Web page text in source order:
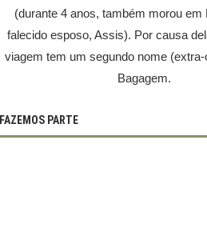
(durante 4 anos, também morou
falecido esposo, Assis). Por causa
viagem tem um segundo nome
Bagagem.
FAZEMOS PARTE